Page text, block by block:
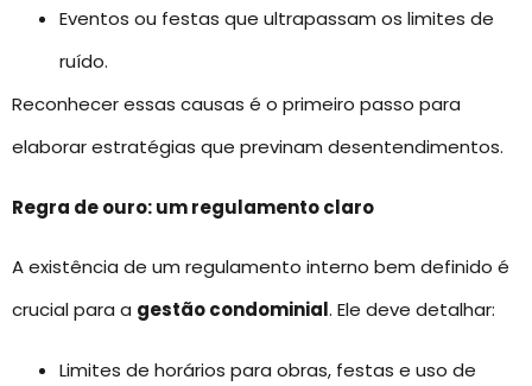
Eventos ou festas que ultrapassam os limites de
ruído.
Reconhecer essas causas é o primeiro passo para
elaborar estratégias que previnam desentendimentos.
Regra de ouro: um regulamento claro
A existência de um regulamento interno bem definido é
crucial para a gestão condominial. Ele deve detalhar:
Limites de horários para obras, festas e uso de